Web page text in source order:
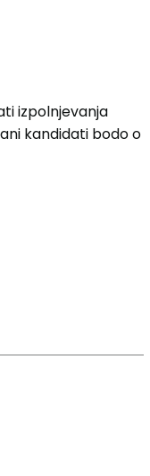
izpolnjevanja
kandidati bodo o